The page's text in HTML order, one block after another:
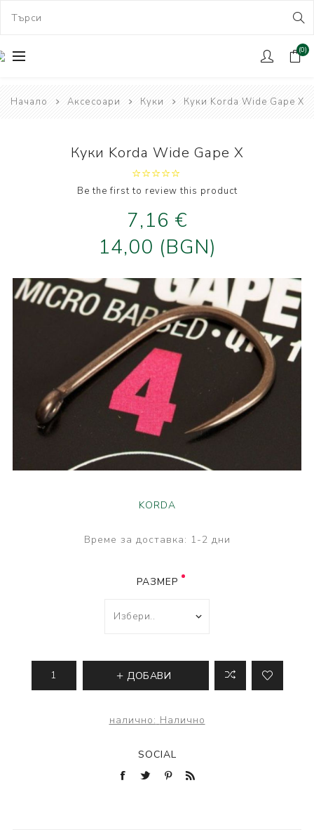
(0)
Начало Аксесоари Куки Куки Korda Wide Gape X
Куки Korda Wide Gape X
Be the first to review this product
7,16 €
14,00 (BGN)
KORDA
Време за доставка: 1-2 дни
РАЗМЕР
ДОБАВИ
налично: Налично
SOCIAL